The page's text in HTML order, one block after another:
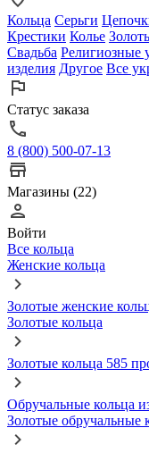
Кольца Серьги
Крестики Колье
Свадьба Религиозные
изделия Другое Все
Статус заказа
8 (800) 500-07-13
Магазины (22)
Войти
Все кольца
Женские кольца
Золотые женские
Золотые кольца
Золотые кольца 585
Обручальные кольца
Золотые обручальные